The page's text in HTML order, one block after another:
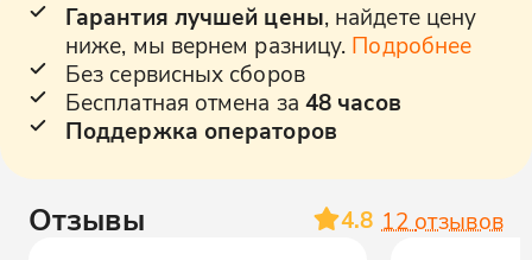
Гарантия лучшей цены, найдете цену
ниже, мы вернем разницу. Подробнее
Без сервисных сборов
Бесплатная отмена за 48 часов
Поддержка операторов
Отзывы 4.8 12 отзывов